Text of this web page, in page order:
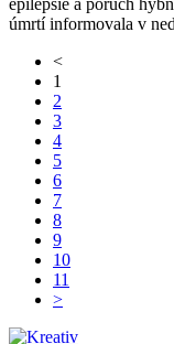
epilepsie a poruch
úmrtí informovala v
<
1
2
3
4
5
6
7
8
9
10
11
>